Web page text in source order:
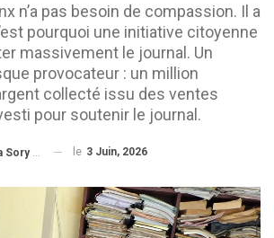
n’a pas besoin de compassion. Il a
pourquoi une initiative citoyenne
massivement le journal. Un
provocateur : un million
collecté issu des ventes
pour soutenir le journal.
Diallo le 3 Juin, 2026